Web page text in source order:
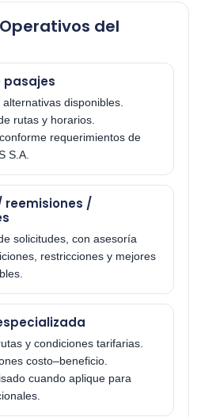
del
pasajes
disponibles.
rutas y horarios.
requerimientos de
S.A.
reemisiones /
solicitudes, con asesoría
restricciones y mejores
y condiciones tarifarias.
costo–beneficio.
cuando aplique para